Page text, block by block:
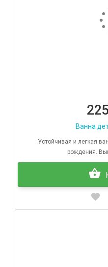
Ванна
Устойчивая и легкая
рождения.